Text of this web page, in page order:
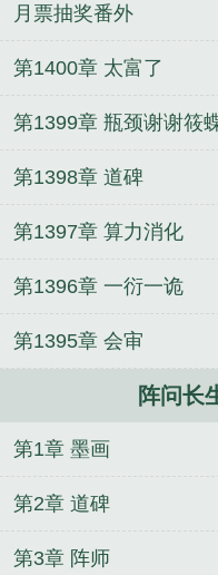
长生好看吗 阵问长生
无弹窗 阵问长生类似
我家怪兽初长成 超神
暗黑
天命基因
荣耀
从斗罗开始猎杀
师
大明：混在北平当
界
兽世逮捕令:小萌宠,
月票抽奖番外
第1400章 太富了
第1399章 瓶颈谢谢筱
第1398章 道碑
第1397章 算力消化
第1396章 一衍一诡
第1395章 会审
阵问长
第1章 墨画
第2章 道碑
第3章 阵师